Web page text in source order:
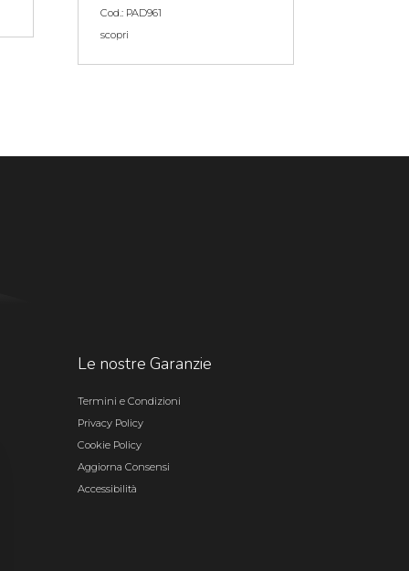
Cod.: PAD961
scopri
Le nostre Garanzie
Termini e Condizioni
Privacy Policy
Cookie Policy
Aggiorna Consensi
Accessibilità